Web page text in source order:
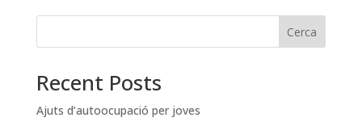
Cerca
Recent Posts
Ajuts d’autoocupació per joves